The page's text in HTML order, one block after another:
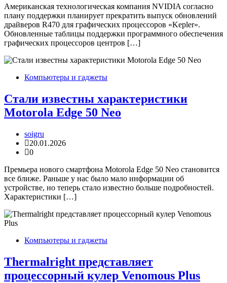
Американская технологическая компания NVIDIA согласно
плану поддержки планирует прекратить выпуск обновлений
драйверов R470 для графических процессоров «Kepler».
Обновленные таблицы поддержки программного обеспечения
графических процессоров центров […]
Компьютеры и гаджеты
Стали известны характеристики
Motorola Edge 50 Neo
soigru
20.01.2026
0
Премьера нового смартфона Motorola Edge 50 Neo становится
все ближе. Раньше у нас было мало информации об
устройстве, но теперь стало известно больше подробностей.
Характеристики […]
Компьютеры и гаджеты
Thermalright представляет
процессорный кулер Venomous Plus